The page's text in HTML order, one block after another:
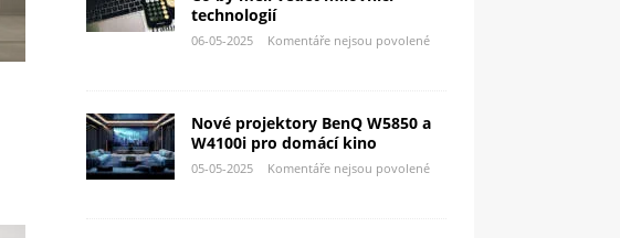
technologií
06-05-2025 Komentáře nejsou povolené
Nové projektory BenQ W5850 a
W4100i pro domácí kino
05-05-2025 Komentáře nejsou povolené